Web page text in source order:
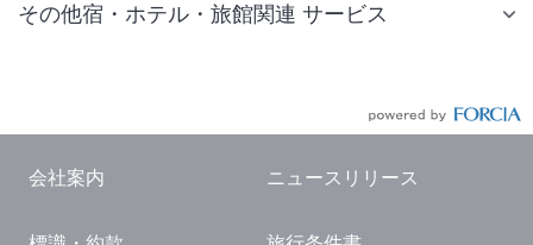
仙台 ホテル
東京ドーム ホテル
その他宿・ホテル・旅館関連 サービス
会社案内 ニュースリリース